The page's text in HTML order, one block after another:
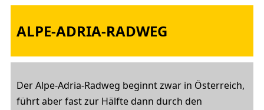
ALPE-ADRIA-RADWEG
Der Alpe-Adria-Radweg beginnt zwar in Österreich,
führt aber fast zur Hälfte dann durch den